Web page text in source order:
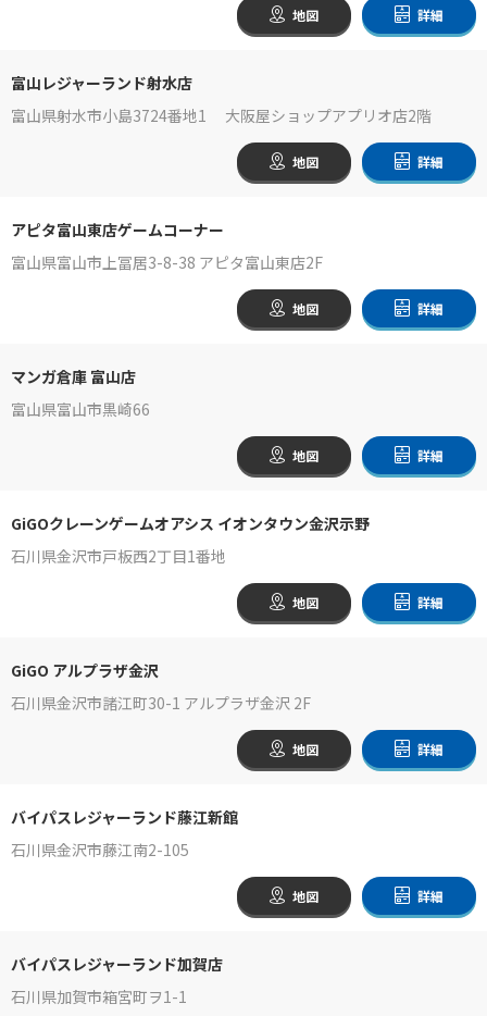
地図 詳細
富山レジャーランド射水店
富山県射水市小島3724番地1 大阪屋ショップアプリオ店2階
地図 詳細
アピタ富山東店ゲームコーナー
富山県富山市上冨居3-8-38 アピタ富山東店2F
地図 詳細
マンガ倉庫 富山店
富山県富山市黒崎66
地図 詳細
GiGOクレーンゲームオアシス イオンタウン金沢示野
石川県金沢市戸板西2丁目1番地
地図 詳細
GiGO アルプラザ金沢
石川県金沢市諸江町30-1 アルプラザ金沢 2F
地図 詳細
バイパスレジャーランド藤江新館
石川県金沢市藤江南2-105
地図 詳細
バイパスレジャーランド加賀店
石川県加賀市箱宮町ヲ1-1